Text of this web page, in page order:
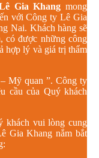
Gia Khang mong
với Công ty Lê Gia
Nai. Khách hàng sẽ
có được những công
hợp lý và giá trị thẩm
Mỹ quan ”. Công ty
cầu của Quý khách
khách vui lòng cung
Gia Khang nắm bắt